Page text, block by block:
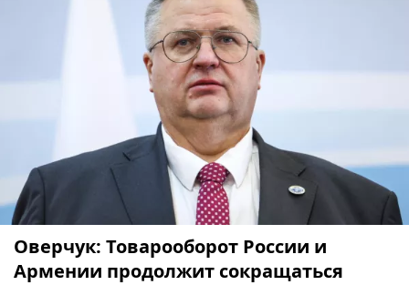
Оверчук: Товарооборот России и
Армении продолжит сокращаться